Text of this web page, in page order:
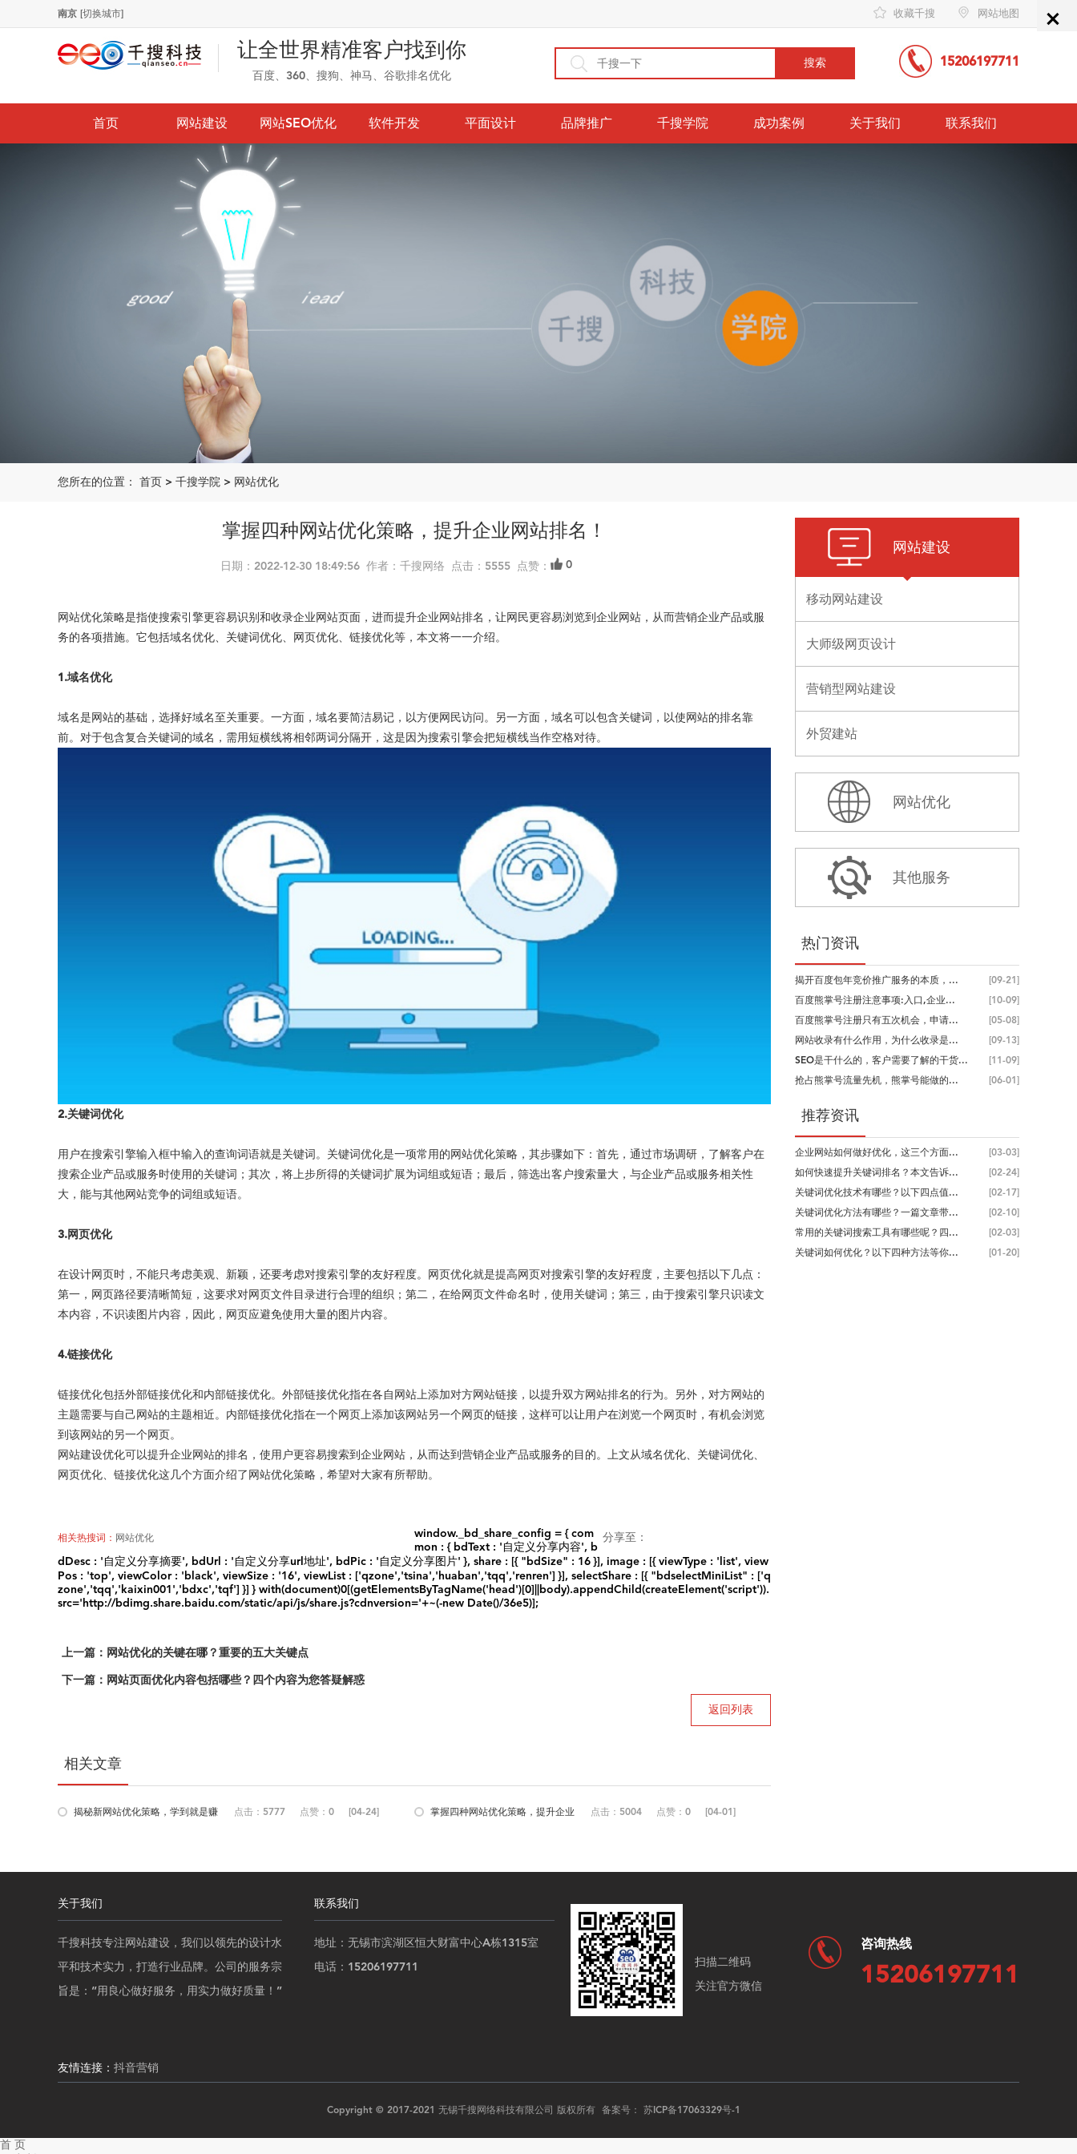
南京 [切换城市] 收藏千搜 网站地图
让全世界精准客户找到你
百度、360、搜狗、神马、谷歌排名优化
15206197711
首页 网站建设 网站SEO优化 软件开发 平面设计 品牌推广 千搜学院 成功案例 关于我们 联系我们
您所在的位置： 首页 > 千搜学院 > 网站优化
掌握四种网站优化策略，提升企业网站排名！
日期：2022-12-30 18:49:56 作者：千搜网络 点击：5555 点赞： 0
网站优化策略是指使搜索引擎更容易识别和收录企业网站页面，进而提升企业网站排名，让网民更容易浏览到企业网站，从而营销企业产品或服
务的各项措施。它包括域名优化、关键词优化、网页优化、链接优化等，本文将一一介绍。
1.域名优化
域名是网站的基础，选择好域名至关重要。一方面，域名要简洁易记，以方便网民访问。另一方面，域名可以包含关键词，以使网站的排名靠
前。对于包含复合关键词的域名，需用短横线将相邻两词分隔开，这是因为搜索引擎会把短横线当作空格对待。
2.关键词优化
用户在搜索引擎输入框中输入的查询词语就是关键词。关键词优化是一项常用的网站优化策略，其步骤如下：首先，通过市场调研，了解客户在
搜索企业产品或服务时使用的关键词；其次，将上步所得的关键词扩展为词组或短语；最后，筛选出客户搜索量大，与企业产品或服务相关性
大，能与其他网站竞争的词组或短语。
3.网页优化
在设计网页时，不能只考虑美观、新颖，还要考虑对搜索引擎的友好程度。网页优化就是提高网页对搜索引擎的友好程度，主要包括以下几点：
第一，网页路径要清晰简短，这要求对网页文件目录进行合理的组织；第二，在给网页文件命名时，使用关键词；第三，由于搜索引擎只识读文
本内容，不识读图片内容，因此，网页应避免使用大量的图片内容。
4.链接优化
链接优化包括外部链接优化和内部链接优化。外部链接优化指在各自网站上添加对方网站链接，以提升双方网站排名的行为。另外，对方网站的
主题需要与自己网站的主题相近。内部链接优化指在一个网页上添加该网站另一个网页的链接，这样可以让用户在浏览一个网页时，有机会浏览
到该网站的另一个网页。
网站建设优化可以提升企业网站的排名，使用户更容易搜索到企业网站，从而达到营销企业产品或服务的目的。上文从域名优化、关键词优化、
网页优化、链接优化这几个方面介绍了网站优化策略，希望对大家有所帮助。
相关热搜词： 网站优化 分享至：
window._bd_share_config = { com
mon : { bdText : '自定义分享内容', b
dDesc : '自定义分享摘要', bdUrl : '自定义分享url地址', bdPic : '自定义分享图片' }, share : [{ "bdSize" : 16 }], image : [{ viewType : 'list', view
Pos : 'top', viewColor : 'black', viewSize : '16', viewList : ['qzone','tsina','huaban','tqq','renren'] }], selectShare : [{ "bdselectMiniList" : ['q
zone','tqq','kaixin001','bdxc','tqf'] }] } with(document)0[(getElementsByTagName('head')[0]||body).appendChild(createElement('script')).
src='http://bdimg.share.baidu.com/static/api/js/share.js?cdnversion='+~(-new Date()/36e5)];
上一篇：网站优化的关键在哪？重要的五大关键点
下一篇：网站页面优化内容包括哪些？四个内容为您答疑解惑
返回列表
相关文章
[04-24]
点赞：0
点击：5777
揭秘新网站优化策略，学到就是赚
[04-01]
点赞：0
点击：5004
掌握四种网站优化策略，提升企业
网站建设
移动网站建设
大师级网页设计
营销型网站建设
外贸建站
网站优化
其他服务
热门资讯
[09-21]
揭开百度包年竞价推广服务的本质，...
[10-09]
百度熊掌号注册注意事项:入口,企业...
[05-08]
百度熊掌号注册只有五次机会，申请...
[09-13]
网站收录有什么作用，为什么收录是...
[11-09]
SEO是干什么的，客户需要了解的干货...
[06-01]
抢占熊掌号流量先机，熊掌号能做的...
推荐资讯
[03-03]
企业网站如何做好优化，这三个方面...
[02-24]
如何快速提升关键词排名？本文告诉...
[02-17]
关键词优化技术有哪些？以下四点值...
[02-10]
关键词优化方法有哪些？一篇文章带...
[02-03]
常用的关键词搜索工具有哪些呢？四...
[01-20]
关键词如何优化？以下四种方法等你...
关于我们
千搜科技专注网站建设，我们以领先的设计水
平和技术实力，打造行业品牌。公司的服务宗
旨是：“用良心做好服务，用实力做好质量！”
联系我们
地址：无锡市滨湖区恒大财富中心A栋1315室
电话：15206197711
扫描二维码
关注官方微信
咨询热线
15206197711
友情连接： 抖音营销
Copyright © 2017-2021 无锡千搜网络科技有限公司 版权所有 备案号： 苏ICP备17063329号-1
×
首 页